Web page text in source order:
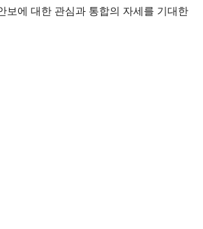
보에 대한 관심과 통합의 자세를 기대한